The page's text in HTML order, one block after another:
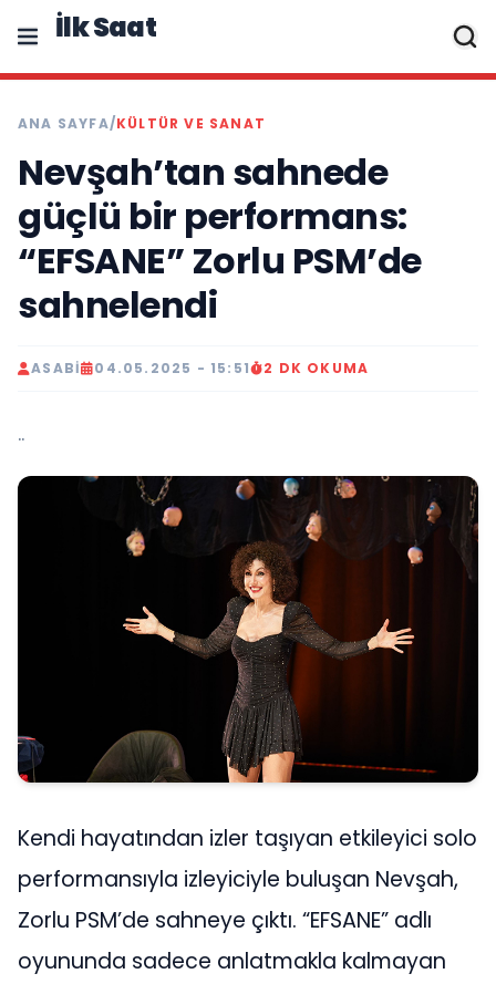
İlk Saat
ANA SAYFA/KÜLTÜR VE SANAT
Nevşah’tan sahnede
güçlü bir performans:
“EFSANE” Zorlu PSM’de
sahnelendi
ASABI 04.05.2025 - 15:51 2 DK OKUMA
..
Kendi hayatından izler taşıyan etkileyici solo
performansıyla izleyiciyle buluşan Nevşah,
Zorlu PSM’de sahneye çıktı. “EFSANE” adlı
oyununda sadece anlatmakla kalmayan